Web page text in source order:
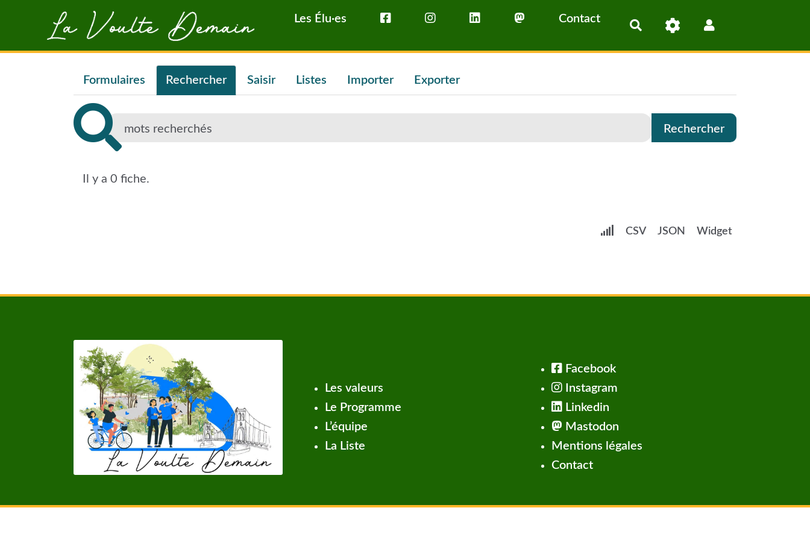
Aller au contenu principal Les Élu·es Contact Rechercher
Formulaires Rechercher Saisir Listes Importer Exporter
Il y a 0 fiche.
CSV JSON Widget
Les valeurs
Le Programme
L’équipe
La Liste
Facebook
Instagram
Linkedin
Mastodon
Mentions légales
Contact